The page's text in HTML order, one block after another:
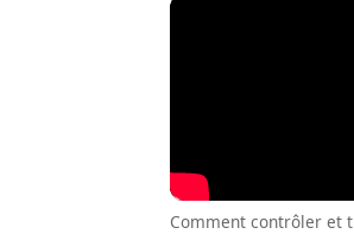
Comment contrôler et